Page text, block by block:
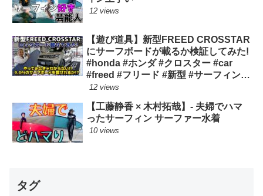
12 views
【遊び道具】新型FREED CROSSTAR
にサーフボードが載るか検証してみた!
#honda #ホンダ #クロスター #car
#freed #フリード #新型 #サーフィン
ロングボード
12 views
【工藤静香 × 木村拓哉】- 夫婦でハマ
ったサーフィン サーファー水着
10 views
タグ